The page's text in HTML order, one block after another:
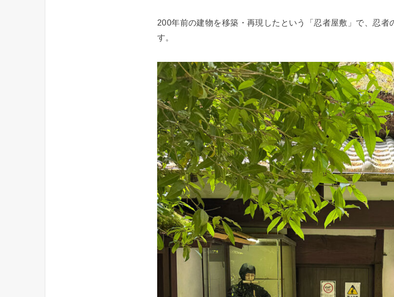
200年前の建物を移築・再現したという「忍者屋敷」で、忍者
す。